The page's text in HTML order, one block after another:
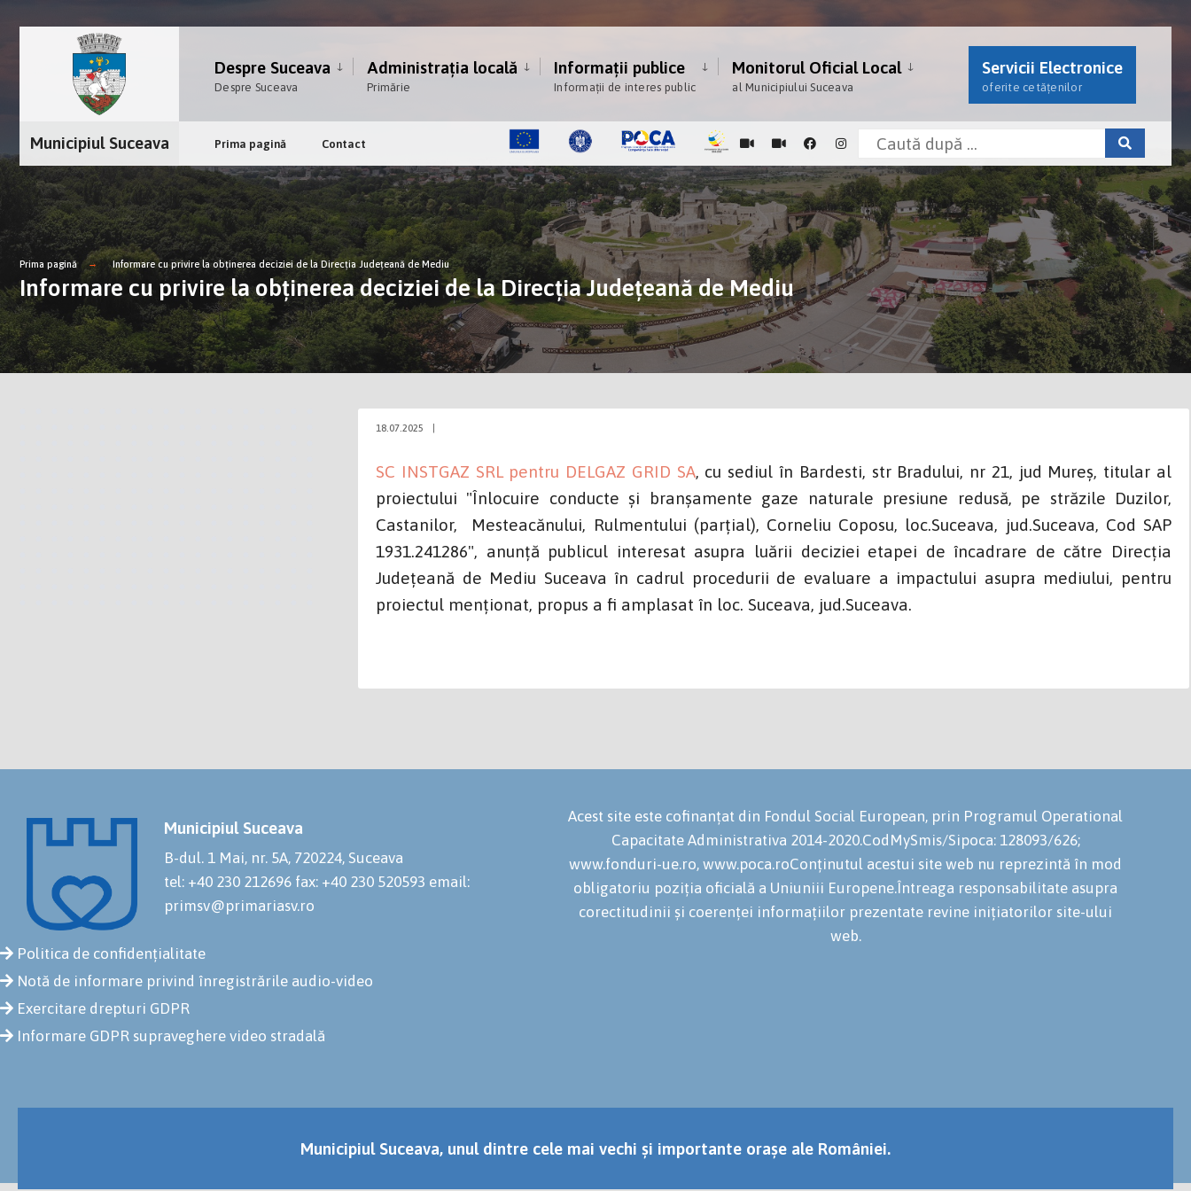
Despre Suceava
Despre Suceava
Administrația locală
Primărie
Informații publice
Informații de interes public
Monitorul Oficial Local
al Municipiului Suceava
Servicii Electronice
oferite cetățenilor
Municipiul Suceava Prima pagină Contact
Prima pagină Informare cu privire la obținerea deciziei de la Direcția Județeană de Mediu
Informare cu privire la obținerea deciziei de la Direcția Județeană de Mediu
18.07.2025
SC INSTGAZ SRL pentru DELGAZ GRID SA, cu sediul în Bardesti, str Bradului, nr 21, jud Mureș, titular al
proiectului "Înlocuire conducte și branșamente gaze naturale presiune redusă, pe străzile Duzilor,
Castanilor, Mesteacănului, Rulmentului (parțial), Corneliu Coposu, loc.Suceava, jud.Suceava, Cod SAP
1931.241286", anunță publicul interesat asupra luării deciziei etapei de încadrare de către Direcția
Județeană de Mediu Suceava în cadrul procedurii de evaluare a impactului asupra mediului, pentru
proiectul menționat, propus a fi amplasat în loc. Suceava, jud.Suceava.
Municipiul Suceava
B-dul. 1 Mai, nr. 5A, 720224, Suceava
tel: +40 230 212696 fax: +40 230 520593 email:
primsv@primariasv.ro
Politica de confidențialitate
Notă de informare privind înregistrările audio-video
Exercitare drepturi GDPR
Informare GDPR supraveghere video stradală
Acest site este cofinanțat din Fondul Social European, prin Programul Operational
Capacitate Administrativa 2014-2020.CodMySmis/Sipoca: 128093/626;
www.fonduri-ue.ro, www.poca.roConținutul acestui site web nu reprezintă în mod
obligatoriu poziția oficială a Uniuniii Europene.Întreaga responsabilitate asupra
corectitudinii și coerenței informațiilor prezentate revine inițiatorilor site-ului
web.
Municipiul Suceava, unul dintre cele mai vechi și importante orașe ale României.